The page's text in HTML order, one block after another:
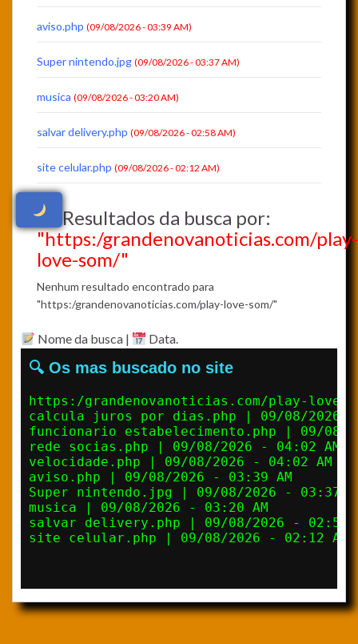
aviso.php (09/08/2026 - 03:39 AM)
Super nintendo.jpg (09/08/2026 - 03:37 AM)
musica (09/08/2026 - 03:20 AM)
salvar delivery.php (09/08/2026 - 02:58 AM)
site celular.php (09/08/2026 - 02:12 AM)
Resultados da busca por:
"https:/grandenovanoticias.com/play-
love-som/"
Nenhum resultado encontrado para
"https:/grandenovanoticias.com/play-love-som/"
Nome da busca | Data.